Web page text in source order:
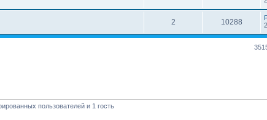
2 10288
пользователей и 1 гость